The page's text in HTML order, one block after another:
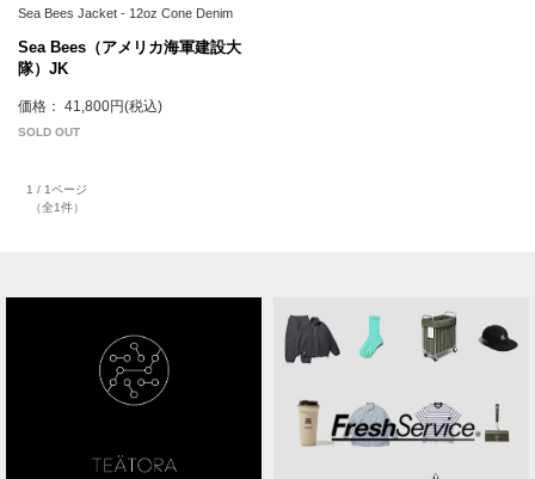
Sea Bees Jacket - 12oz Cone Denim
Sea Bees（アメリカ海軍建設大
隊）JK
価格： 41,800円(税込)
SOLD OUT
1 / 1ページ
（全1件）